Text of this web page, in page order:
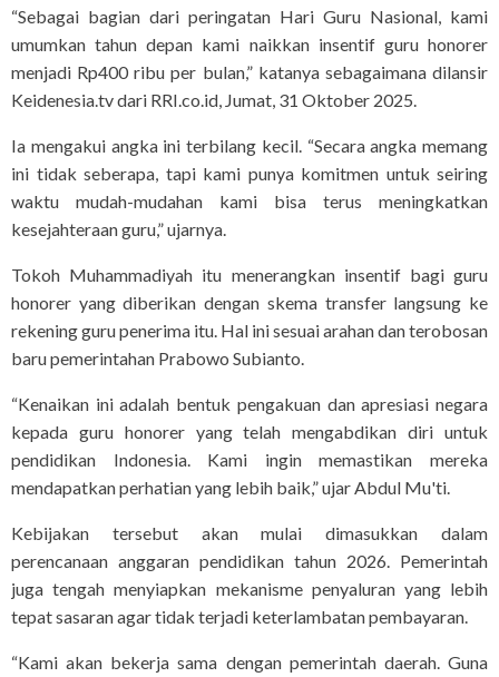
“Sebagai bagian dari peringatan Hari Guru Nasional, kami
umumkan tahun depan kami naikkan insentif guru honorer
menjadi Rp400 ribu per bulan,” katanya sebagaimana dilansir
Keidenesia.tv dari RRI.co.id, Jumat, 31 Oktober 2025.
Ia mengakui angka ini terbilang kecil. “Secara angka memang
ini tidak seberapa, tapi kami punya komitmen untuk seiring
waktu mudah-mudahan kami bisa terus meningkatkan
kesejahteraan guru,” ujarnya.
Tokoh Muhammadiyah itu menerangkan insentif bagi guru
honorer yang diberikan dengan skema transfer langsung ke
rekening guru penerima itu. Hal ini sesuai arahan dan terobosan
baru pemerintahan Prabowo Subianto.
“Kenaikan ini adalah bentuk pengakuan dan apresiasi negara
kepada guru honorer yang telah mengabdikan diri untuk
pendidikan Indonesia. Kami ingin memastikan mereka
mendapatkan perhatian yang lebih baik,” ujar Abdul Mu'ti.
Kebijakan tersebut akan mulai dimasukkan dalam
perencanaan anggaran pendidikan tahun 2026. Pemerintah
juga tengah menyiapkan mekanisme penyaluran yang lebih
tepat sasaran agar tidak terjadi keterlambatan pembayaran.
“Kami akan bekerja sama dengan pemerintah daerah. Guna